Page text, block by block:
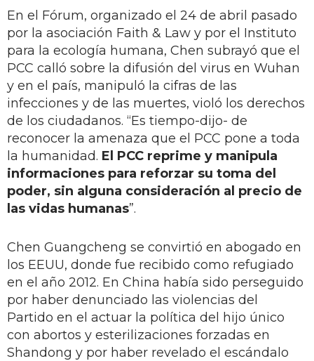
En el Fórum, organizado el 24 de abril pasado
por la asociación Faith & Law y por el Instituto
para la ecología humana, Chen subrayó que el
PCC calló sobre la difusión del virus en Wuhan
y en el país, manipuló la cifras de las
infecciones y de las muertes, violó los derechos
de los ciudadanos. “Es tiempo-dijo- de
reconocer la amenaza que el PCC pone a toda
la humanidad. El PCC reprime y manipula
informaciones para reforzar su toma del
poder, sin alguna consideración al precio de
las vidas humanas”.
Chen Guangcheng se convirtió en abogado en
los EEUU, donde fue recibido como refugiado
en el año 2012. En China había sido perseguido
por haber denunciado las violencias del
Partido en el actuar la política del hijo único
con abortos y esterilizaciones forzadas en
Shandong y por haber revelado el escándalo